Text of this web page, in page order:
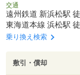
交通
遠州鉄道 新浜松駅
東海道本線 浜松駅
乗り換え検索
敷引・償却